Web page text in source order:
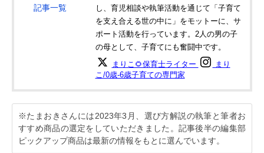
記事一覧
し、育児相談や執筆活動を通じて「子育て
を支え合える世の中に」をモットーに、サ
ポート活動を行っています。2人の男の子
の母として、子育てにも奮闘中です。
まりこ🌻保育士ライター
まり
こ/0歳-6歳子育ての専門家
※たまおきさんには2023年3月、選び方解説の執筆と筆者お
すすめ商品の選定をしていただきました。記事後半の編集部
ピックアップ商品は最新の情報をもとに選んでいます。